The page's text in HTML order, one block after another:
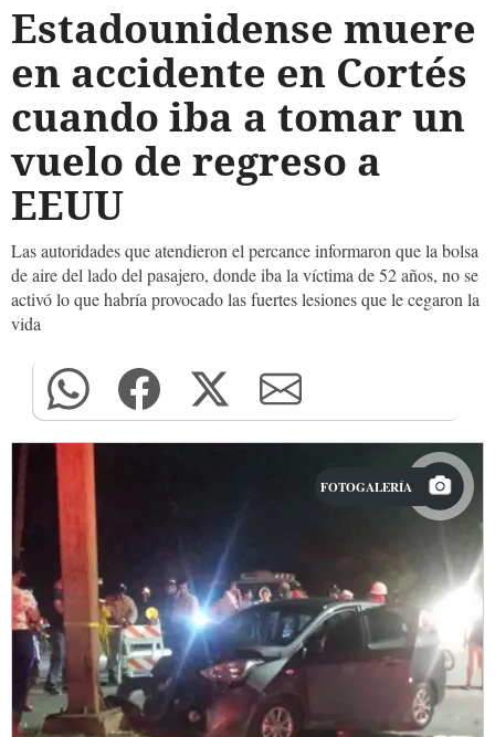
Estadounidense muere
en accidente en Cortés
cuando iba a tomar un
vuelo de regreso a
EEUU
Las autoridades que atendieron el percance informaron que la bolsa
de aire del lado del pasajero, donde iba la víctima de 52 años, no se
activó lo que habría provocado las fuertes lesiones que le cegaron la
vida
FOTOGALERÍA